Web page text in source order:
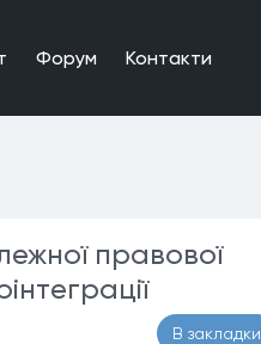
Форум Контакти
правової
В закладки